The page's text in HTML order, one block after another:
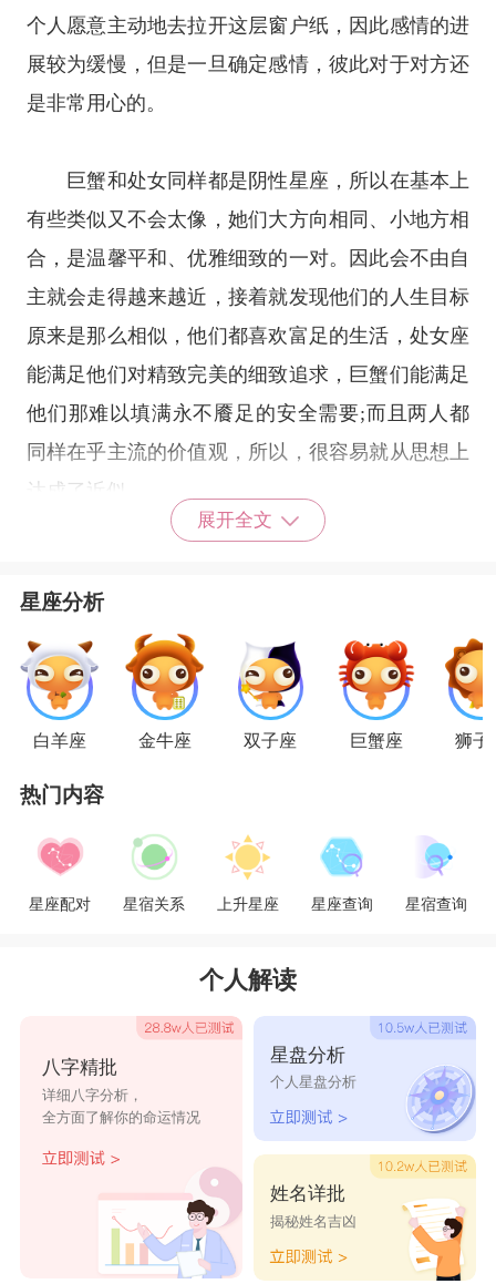
个人愿意主动地去拉开这层窗户纸，因此感情的进
展较为缓慢，但是一旦确定感情，彼此对于对方还
是非常用心的。
巨蟹和处女同样都是阴性星座，所以在基本上
有些类似又不会太像，她们大方向相同、小地方相
合，是温馨平和、优雅细致的一对。因此会不由自
主就会走得越来越近，接着就发现他们的人生目标
原来是那么相似，他们都喜欢富足的生活，处女座
能满足他们对精致完美的细致追求，巨蟹们能满足
他们那难以填满永不餍足的安全需要;而且两人都
同样在乎主流的价值观，所以，很容易就从思想上
达成了近似。
型，一个缺乏安全感和信任感，一个又太过苛求，
对待感情也希望能够精益求精，因此，彼此都是对
感情谨慎小心，认真负责的类型，虽然在一起会较
为安心，但有时又显得有些放不开，容易太过迁就
情中找到最和谐自在的相处模式，不要白白消耗双
方的默契。
星座乐原创文章，转载需注明出处
展开全文
星座分析
白羊座 金牛座 双子座 巨蟹座 狮子
热门内容
星座配对 星宿关系 上升星座 星座查询 星宿查询
个人解读
八字精批
详细八字分析，
全方面了解你的命运情况
星盘分析
个人星盘分析
姓名详批
揭秘姓名吉凶